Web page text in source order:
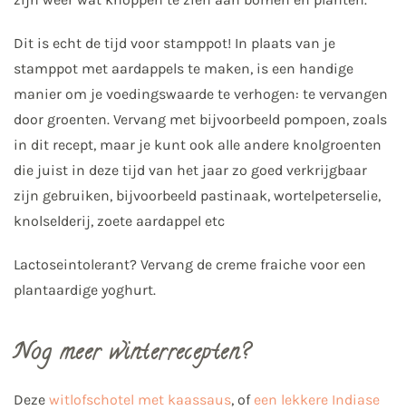
Dit is echt de tijd voor stamppot! In plaats van je
stamppot met aardappels te maken, is een handige
manier om je voedingswaarde te verhogen: te vervangen
door groenten. Vervang met bijvoorbeeld pompoen, zoals
in dit recept, maar je kunt ook alle andere knolgroenten
die juist in deze tijd van het jaar zo goed verkrijgbaar
zijn gebruiken, bijvoorbeeld pastinaak, wortelpeterselie,
knolselderij, zoete aardappel etc
Lactoseintolerant? Vervang de creme fraiche voor een
plantaardige yoghurt.
Nog meer winterrecepten?
Deze witlofschotel met kaassaus, of een lekkere Indiase